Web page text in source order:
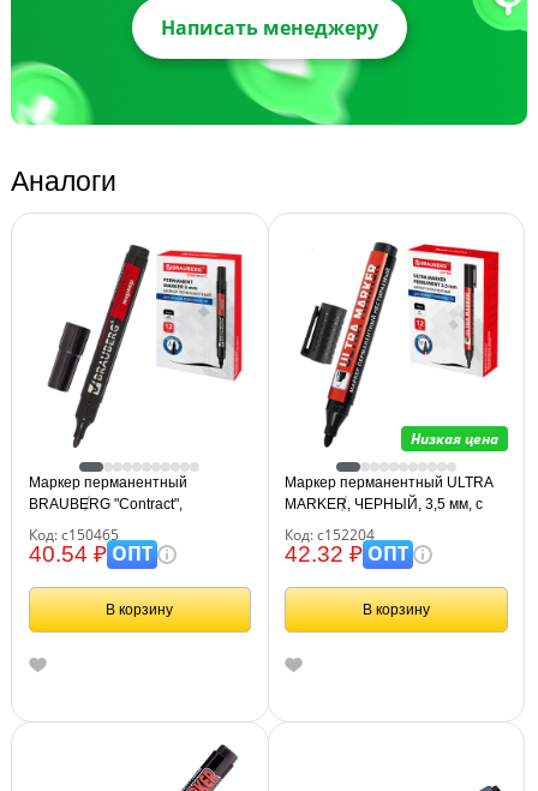
Написать менеджеру
Аналоги
Маркер перманентный
BRAUBERG "Contract",
мм, 150465
Код: с150465
40.54 ₽ОПТ
В корзину
Низкая цена
Маркер перманентный ULTRA
MARKER, ЧЕРНЫЙ, 3,5 мм, с
Код: с152204
42.32 ₽ОПТ
В корзину